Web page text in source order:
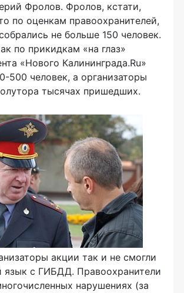
Фролов. Фролов, кстати,
по оценкам правоохранителей,
не больше 150 человек.
по прикидкам «на глаз»
«Нового Калининграда.Ru»
500 человек, а организаторы
тысячах пришедших.
акции так и не смогли
язык с ГИБДД. Правоохранители
нарушениях (за